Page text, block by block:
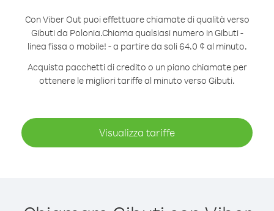
Con Viber Out puoi effettuare chiamate di qualità verso
Gibuti da Polonia.Chiama qualsiasi numero in Gibuti -
linea fissa o mobile! - a partire da soli 64.0 ¢ al minuto.
Acquista pacchetti di credito o un piano chiamate per
ottenere le migliori tariffe al minuto verso Gibuti.
Visualizza tariffe